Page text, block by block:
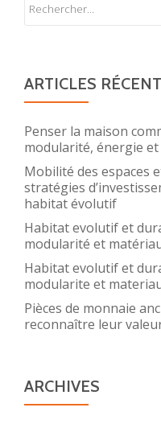
ARTICLES
Penser la maison
modularité, énergie
Mobilité des espaces
stratégies
habitat évolutif
Habitat evolutif et
modularité et
Habitat evolutif et
modularite et
Pièces de monnaie
reconnaître leur
ARCHIVES